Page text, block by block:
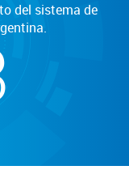
del sistema de